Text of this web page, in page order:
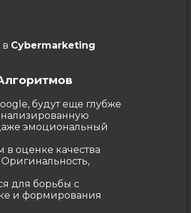
в Cybermarketing
будут еще глубже
эмоциональный
в оценке качества
для борьбы с
и формирования